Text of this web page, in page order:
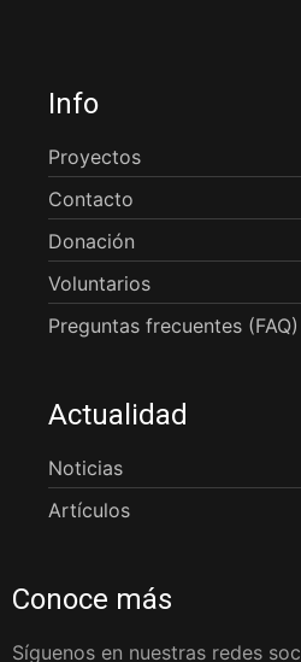
Info
Proyectos
Contacto
Donación
Voluntarios
Preguntas frecuentes (FAQ)
Actualidad
Noticias
Artículos
Conoce más
Síguenos en nuestras redes